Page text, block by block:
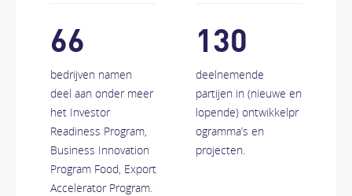
66
bedrijven namen
deel aan onder meer
het Investor
Readiness Program,
Business Innovation
Program Food, Export
Accelerator Program.
130
deelnemende
partijen in (nieuwe en
lopende) ontwikkelpr
ogramma’s en
projecten.